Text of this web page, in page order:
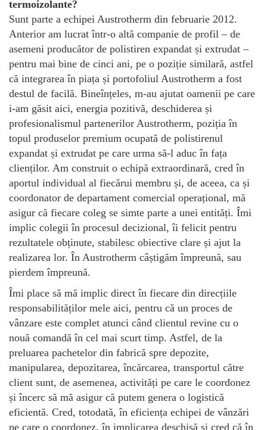
termoizolante?
Sunt parte a echipei Austrotherm din februarie 2012.
Anterior am lucrat într-o altă companie de profil – de
asemeni producător de polistiren expandat și extrudat –
pentru mai bine de cinci ani, pe o poziție similară, astfel
că integrarea în piața și portofoliul Austrotherm a fost
destul de facilă. Bineînțeles, m-au ajutat oamenii pe care
i-am găsit aici, energia pozitivă, deschiderea și
profesionalismul partenerilor Austrotherm, poziția în
topul produselor premium ocupată de polistirenul
expandat și extrudat pe care urma să-l aduc în fața
clienților. Am construit o echipă extraordinară, cred în
aportul individual al fiecărui membru și, de aceea, ca și
coordonator de departament comercial operațional, mă
asigur că fiecare coleg se simte parte a unei entități. Îmi
implic colegii în procesul decizional, îi felicit pentru
rezultatele obținute, stabilesc obiective clare și ajut la
realizarea lor. În Austrotherm câștigăm împreună, sau
pierdem împreună.
Îmi place să mă implic direct în fiecare din direcțiile
responsabilităților mele aici, pentru că un proces de
vânzare este complet atunci când clientul revine cu o
nouă comandă în cel mai scurt timp. Astfel, de la
preluarea pachetelor din fabrică spre depozite,
manipularea, depozitarea, încărcarea, transportul către
client sunt, de asemenea, activități pe care le coordonez
și încerc să mă asigur că putem genera o logistică
eficientă. Cred, totodată, în eficiența echipei de vânzări
pe care o coordonez, în implicarea deschisă și cred că în